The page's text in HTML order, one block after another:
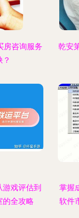
房咨询服务
乾安
游戏评估到
的全攻略
掌握
软件